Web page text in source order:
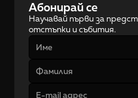
Абонирай се
Научавай първи за
отстъпки и събития.